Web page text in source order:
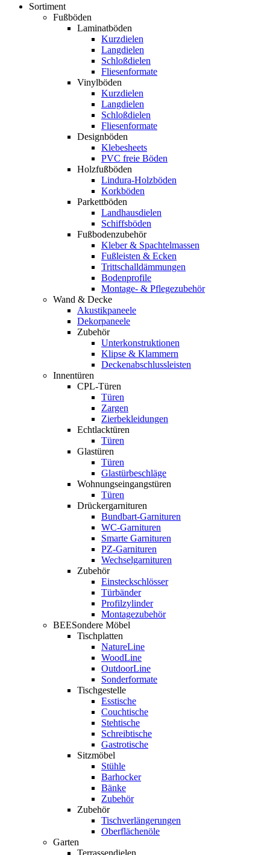
Sortiment
Fußböden
Laminatböden
Kurzdielen
Langdielen
Schloßdielen
Fliesenformate
Vinylböden
Kurzdielen
Langdielen
Schloßdielen
Fliesenformate
Designböden
Klebesheets
PVC freie Böden
Holzfußböden
Lindura-Holzböden
Korkböden
Parkettböden
Landhausdielen
Schiffsböden
Fußbodenzubehör
Kleber & Spachtelmassen
Fußleisten & Ecken
Trittschalldämmungen
Bodenprofile
Montage- & Pflegezubehör
Wand & Decke
Akustikpaneele
Dekorpaneele
Zubehör
Unterkonstruktionen
Klipse & Klammern
Deckenabschlussleisten
Innentüren
CPL-Türen
Türen
Zargen
Zierbekleidungen
Echtlacktüren
Türen
Glastüren
Türen
Glastürbeschläge
Wohnungseingangstüren
Türen
Drückergarnituren
Bundbart-Garnituren
WC-Garnituren
Smarte Garnituren
PZ-Garnituren
Wechselgarnituren
Zubehör
Einsteckschlösser
Türbänder
Profilzylinder
Montagezubehör
BEESondere Möbel
Tischplatten
NatureLine
WoodLine
OutdoorLine
Sonderformate
Tischgestelle
Esstische
Couchtische
Stehtische
Schreibtische
Gastrotische
Sitzmöbel
Stühle
Barhocker
Bänke
Zubehör
Zubehör
Tischverlängerungen
Oberflächenöle
Garten
Terrassendielen